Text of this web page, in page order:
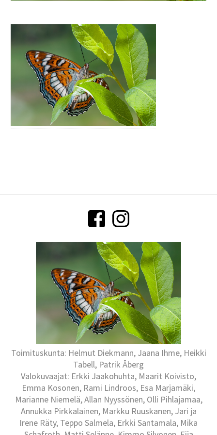
Toimituskunta: Helmut Diekmann, Jaana Ihme, Heikki
Tabell, Patrik Åberg
Valokuvaajat: Erkki Jaakohuhta, Maarit Koivisto,
Emma Kosonen, Rami Lindroos, Esa Marjamäki,
Marianne Niemelä, Allan Nyyssönen, Olli Pihlajamaa,
Annukka Pirkkalainen, Markku Ruuskanen, Jari ja
Irene Räty, Teppo Salmela, Erkki Santamala, Mika